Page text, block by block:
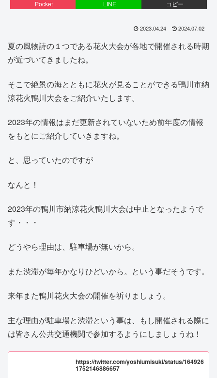
Pocket LINE コピー
2023.04.24 2024.07.02
夏の風物詩の１つである花火大会が各地で開催される時期
が近づいてきましたね。
そこで絶景の海とともに花火が見ることができる鴨川市納
涼花火鴨川大会をご紹介いたします。
2023年の情報はまだ更新されていないため前年度の情報
をもとにご紹介していきますね。
と、思っていたのですが
なんと！
2023年の鴨川市納涼花火鴨川大会は中止となったようで
す・・・
どうやら理由は、駐車場が無いから。
また渋滞が毎年かなりひどいから。という事だそうです。
来年また鴨川花火大会の開催を祈りましょう。
主な理由が駐車場と渋滞という事は、もし開催される際に
は皆さん公共交通機関で参加するようにしましょうね！
https://twitter.com/yoshiumisuki/status/164926
1752146886657